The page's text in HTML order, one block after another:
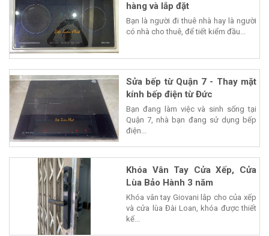
hàng và lắp đặt
Bạn là người đi thuê nhà hay là người
có nhà cho thuê, để tiết kiểm đầu...
Sửa bếp từ Quận 7 - Thay mặt
kính bếp điện từ Đức
Bạn đang làm việc và sinh sống tại
Quận 7, nhà bạn đang sử dụng bếp
điện...
Khóa Vân Tay Cửa Xếp, Cửa
Lùa Bảo Hành 3 năm
Khóa vân tay Giovani lắp cho của xếp
và cửa lùa Đài Loan, khóa được thiết
kế...